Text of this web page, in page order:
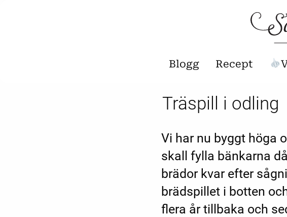
Blogg Recept
Träspill i odling
Vi har nu byggt höga
skall fylla bänkarna
brädor kvar efter
brädspillet i botten
flera år tillbaka och